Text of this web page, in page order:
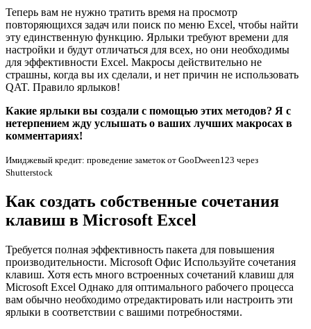
Теперь вам не нужно тратить время на просмотр
повторяющихся задач или поиск по меню Excel, чтобы найти
эту единственную функцию. Ярлыки требуют времени для
настройки и будут отличаться для всех, но они необходимы
для эффективности Excel. Макросы действительно не
страшны, когда вы их сделали, и нет причин не использовать
QAT. Правило ярлыков!
Какие ярлыки вы создали с помощью этих методов? Я с
нетерпением жду услышать о ваших лучших макросах в
комментариях!
Имиджевый кредит: проведение заметок от GooDween123 через
Shutterstock
Как создать собственные сочетания
клавиш в Microsoft Excel
Требуется полная эффективность пакета для повышения
производительности. Microsoft Офис Используйте сочетания
клавиш. Хотя есть много встроенных сочетаний клавиш для
Microsoft Excel Однако для оптимального рабочего процесса
вам обычно необходимо отредактировать или настроить эти
ярлыки в соответствии с вашими потребностями.